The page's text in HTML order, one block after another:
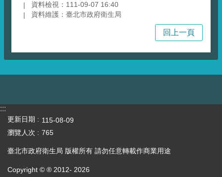
資料檢視：111-09-07 16:40
資料維護：臺北市政府衛生局
回上一頁
:::
更新日期
115-08-09
瀏覽人次
765
臺北市政府衛生局 版權所有 請勿任意轉載作商業用途
Copyright © ® 2012- 2026